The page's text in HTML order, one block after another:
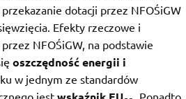
dotacji przez NFOŚiGW
Efekty rzeczowe i
NFOŚiGW, na podstawie
oszczędność energii i
w jednym ze standardów
jest
. Ponadto